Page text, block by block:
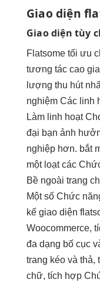
Giao diện
Giao diện tùy
Flatsome tối ưu
tương tác cao
lượng thu hút
nghiệm Các linh
Làm linh hoạt
đại bạn ảnh
nghiệp hơn. bắt
một loạt các
Bề ngoài trang
Một số Chức
kế giao diện
Woocommerce,
đa dạng bố cục
trang kéo và thả,
chữ, tích hợp